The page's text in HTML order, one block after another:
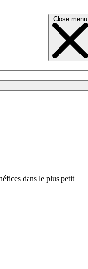
Close menu
dans le plus petit